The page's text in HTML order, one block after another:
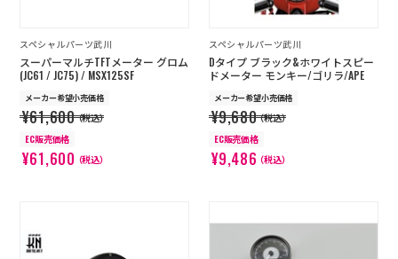
スペシャルパーツ武川
スーパーマルチTFTメーター グロム
(JC61 / JC75) / MSX125SF
メーカー希望小売価格
¥61,600（税込）
EC販売価格
¥61,600（税込）
スペシャルパーツ武川
Dタイプ ブラック&ホワイトスピー
ドメーター モンキー/ゴリラ/APE
メーカー希望小売価格
¥9,680（税込）
EC販売価格
¥9,486（税込）